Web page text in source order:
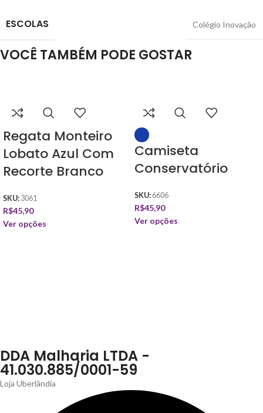
ESCOLAS Colégio Inovação
VOCÊ TAMBÉM PODE GOSTAR
Regata Monteiro
Lobato Azul Com
Recorte Branco
SKU: 3061
R$45,90
Ver opções
Camiseta
Conservatório
SKU: 6606
R$45,90
Ver opções
DDA Malharia LTDA -
41.030.885/0001-59
Loja Uberlândia